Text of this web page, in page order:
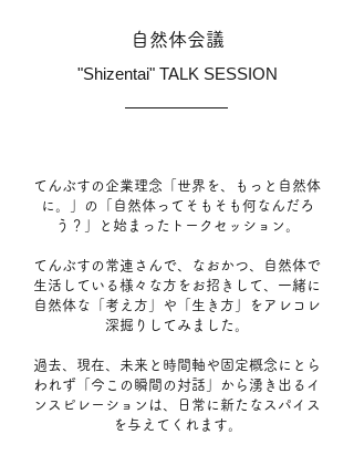
​自然体会議
"Shizentai" TALK SESSION
てんぶすの企業理念「世界を、もっと自然体
に。」の「自然体ってそもそも何なんだろ
う？」と始まったトークセッション。
てんぶすの常連さんで、なおかつ、自然体で
生活している様々な方をお招きして、一緒に
自然体な「考え方」や「生き方」をアレコレ
深掘りしてみました。
過去、現在、未来と時間軸や固定概念にとら
われず「今この瞬間の対話」から湧き出るイ
ンスピレーションは、日常に新たなスパイス
を与えてくれます。